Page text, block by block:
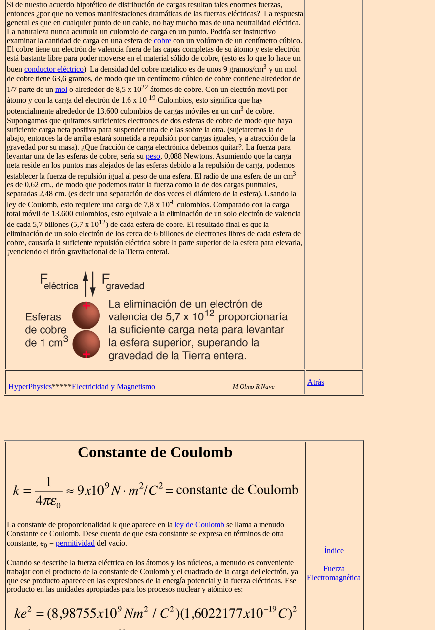
Si de nuestro acuerdo hipotético de distribución de cargas resultan tales enormes fuerzas,
entonces ¿por que no vemos manifestaciones dramáticas de las fuerzas eléctricas?. La respuesta
general es que en cualquier punto de un cable, no hay mucho mas de una neutralidad eléctrica.
La naturaleza nunca acumula un culombio de carga en un punto. Podría ser instructivo
examinar la cantidad de carga en una esfera de cobre con un volúmen de un centímetro cúbico.
El cobre tiene un electrón de valencia fuera de las capas completas de su átomo y este electrón
está bastante libre para poder moverse en el material sólido de cobre, (esto es lo que lo hace un
buen conductor eléctrico). La densidad del cobre metálico es de unos 9 gramos/cm3 y un mol
de cobre tiene 63,6 gramos, de modo que un centímetro cúbico de cobre contiene alrededor de
1/7 parte de un mol o alrededor de 8,5 x 1022 átomos de cobre. Con un electrón movil por
átomo y con la carga del electrón de 1.6 x 10-19 Culombios, esto significa que hay
potencialmente alrededor de 13.600 culombios de cargas móviles en un cm3 de cobre.
Supongamos que quitamos suficientes electrones de dos esferas de cobre de modo que haya
suficiente carga neta positiva para suspender una de ellas sobre la otra. (sujetaremos la de
abajo, entonces la de arriba estará sometida a repulsión por cargas iguales, y a atracción de la
gravedad por su masa). ¿Que fracción de carga electrónica debemos quitar?. La fuerza para
levantar una de las esferas de cobre, sería su peso, 0,088 Newtons. Asumiendo que la carga
neta reside en los puntos mas alejados de las esferas debido a la repulsión de carga, podemos
establecer la fuerza de repulsión igual al peso de una esfera. El radio de una esfera de un cm3
es de 0,62 cm., de modo que podemos tratar la fuerza como la de dos cargas puntuales,
separadas 2,48 cm. (es decir una separación de dos veces el diámtero de la esfera). Usando la
ley de Coulomb, esto requiere una carga de 7,8 x 10-8 culombios. Comparado con la carga
total móvil de 13.600 culombios, esto equivale a la eliminación de un solo electrón de valencia
de cada 5,7 billones (5,7 x 1012) de cada esfera de cobre. El resultado final es que la
eliminación de un solo electrón de los cerca de 6 billones de electrones libres de cada esfera de
cobre, causaría la suficiente repulsión eléctrica sobre la parte superior de la esfera para elevarla,
¡venciendo el tirón gravitacional de la Tierra entera!.
HyperPhysics*****Electricidad y Magnetismo M Olmo R Nave
Atrás
Constante de Coulomb
La constante de proporcionalidad k que aparece en la ley de Coulomb se llama a menudo
Constante de Coulomb. Dese cuenta de que esta constante se expresa en términos de otra
constante, e0 = permitividad del vacío.
Cuando se describe la fuerza eléctrica en los átomos y los núcleos, a menudo es conveniente
trabajar con el producto de la constante de Coulomb y el cuadrado de la carga del electrón, ya
que ese producto aparece en las expresiones de la energía potencial y la fuerza eléctricas. Ese
producto en las unidades apropiadas para los procesos nuclear y atómico es:
Índice
Fuerza
Electromagnética